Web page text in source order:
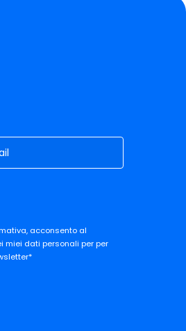
acconsento al
miei dati personali per per